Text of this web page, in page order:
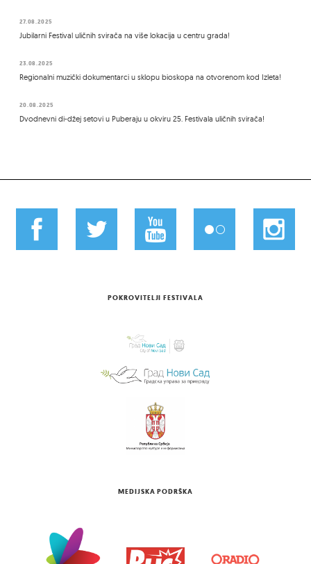
27.08.2025
Jubilarni Festival uličnih svirača na više lokacija u centru grada!
23.08.2025
Regionalni muzički dokumentarci u sklopu bioskopa na otvorenom kod Izleta!
20.08.2025
Dvodnevni di-džej setovi u Puberaju u okviru 25. Festivala uličnih svirača!
POKROVITELJI FESTIVALA
MEDIJSKA PODRŠKA